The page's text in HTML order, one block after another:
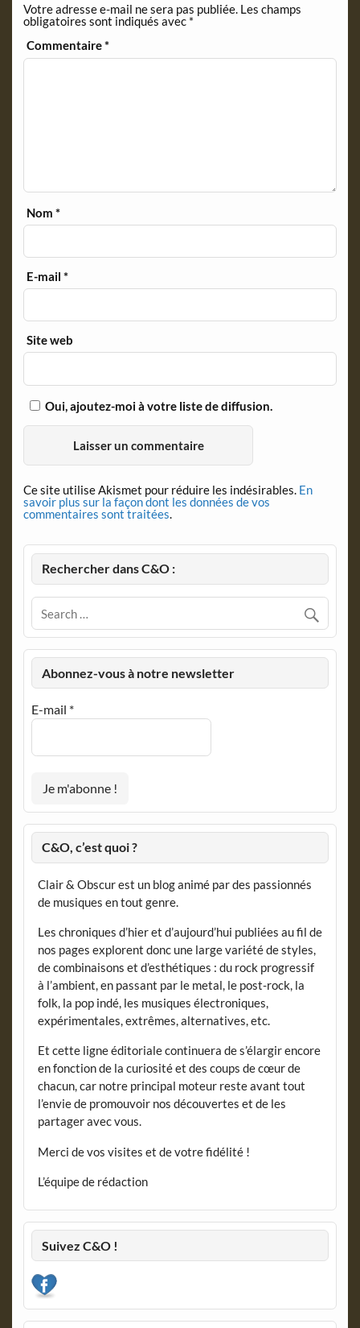
l
y
Votre adresse e-mail ne sera pas publiée. Les champs
obligatoires sont indiqués avec *
Commentaire*
Nom*
E-mail*
Site web
Oui, ajoutez-moi à votre liste de diffusion.
Ce site utilise Akismet pour réduire les indésirables. En
savoir plus sur la façon dont les données de vos
commentaires sont traitées.
Rechercher dans C&O :
Abonnez-vous à notre newsletter
E-mail *
C&O, c’est quoi ?
Clair & Obscur est un blog animé par des passionnés
de musiques en tout genre.
Les chroniques d’hier et d’aujourd’hui publiées au fil de
nos pages explorent donc une large variété de styles,
de combinaisons et d’esthétiques : du rock progressif
à l’ambient, en passant par le metal, le post-rock, la
folk, la pop indé, les musiques électroniques,
expérimentales, extrêmes, alternatives, etc.
Et cette ligne éditoriale continuera de s’élargir encore
en fonction de la curiosité et des coups de cœur de
chacun, car notre principal moteur reste avant tout
l’envie de promouvoir nos découvertes et de les
partager avec vous.
Merci de vos visites et de votre fidélité !
L’équipe de rédaction
Suivez C&O !